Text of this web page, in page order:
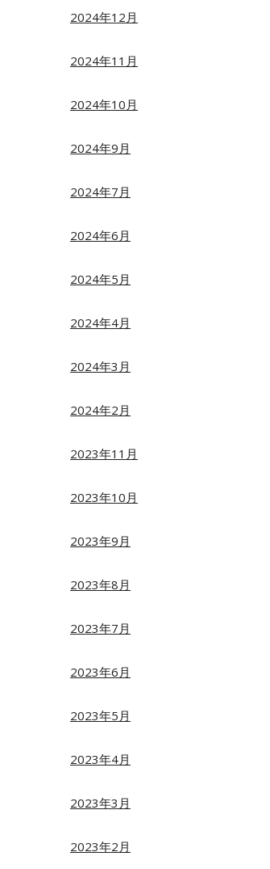
2024年12月
2024年11月
2024年10月
2024年9月
2024年7月
2024年6月
2024年5月
2024年4月
2024年3月
2024年2月
2023年11月
2023年10月
2023年9月
2023年8月
2023年7月
2023年6月
2023年5月
2023年4月
2023年3月
2023年2月